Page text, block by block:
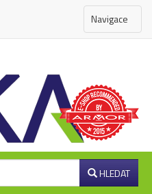
Navigace
HLEDAT